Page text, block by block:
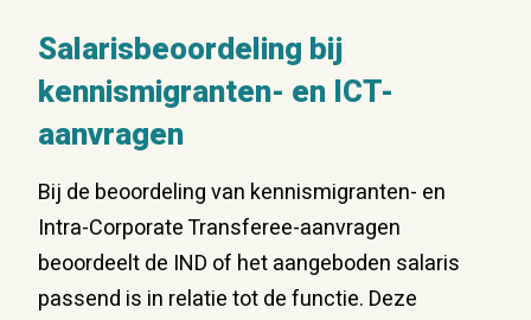
Salarisbeoordeling bij
kennismigranten- en ICT-
aanvragen
Bij de beoordeling van kennismigranten- en
Intra-Corporate Transferee-aanvragen
beoordeelt de IND of het aangeboden salaris
passend is in relatie tot de functie. Deze